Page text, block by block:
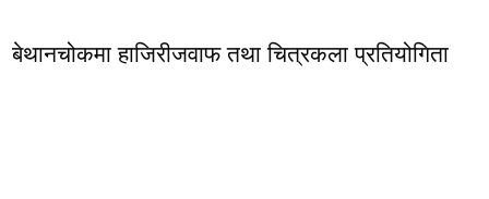
बेथानचोकमा हाजिरीजवाफ तथा चित्रकला प्रतियोगिता